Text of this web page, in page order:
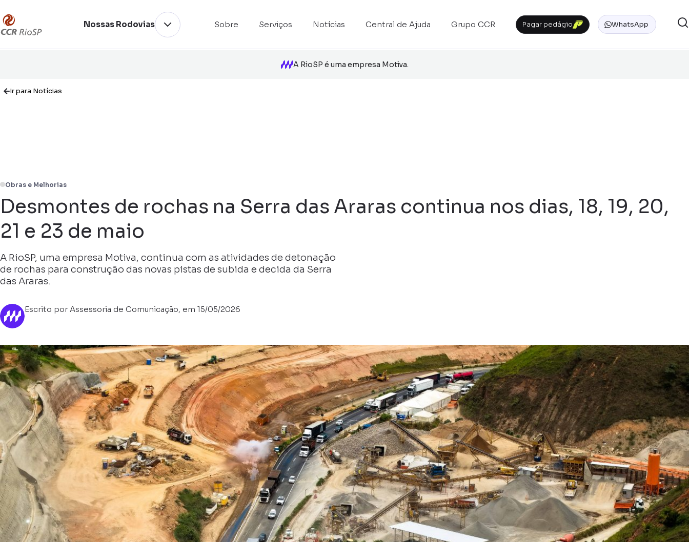
Nossas Rodovias Sobre Serviços Notícias Central de Ajuda Grupo CCR Pagar pedágio WhatsApp
A RioSP é uma empresa Motiva.
Ir para Notícias
Obras e Melhorias
Desmontes de rochas na Serra das Araras continua nos dias, 18, 19, 20,
21 e 23 de maio
A RioSP, uma empresa Motiva, continua com as atividades de detonação
de rochas para construção das novas pistas de subida e decida da Serra
das Araras.
Escrito por Assessoria de Comunicação, em 15/05/2026